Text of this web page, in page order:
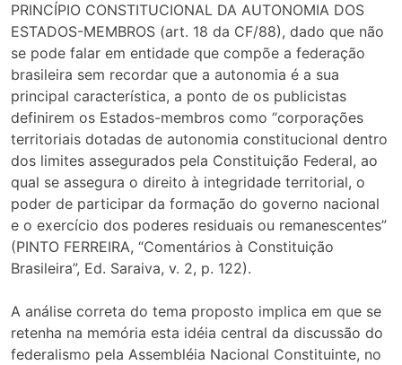
PRINCÍPIO CONSTITUCIONAL DA AUTONOMIA DOS
ESTADOS-MEMBROS (art. 18 da CF/88), dado que não
se pode falar em entidade que compõe a federação
brasileira sem recordar que a autonomia é a sua
principal característica, a ponto de os publicistas
definirem os Estados-membros como “corporações
territoriais dotadas de autonomia constitucional dentro
dos limites assegurados pela Constituição Federal, ao
qual se assegura o direito à integridade territorial, o
poder de participar da formação do governo nacional
e o exercício dos poderes residuais ou remanescentes”
(PINTO FERREIRA, “Comentários à Constituição
Brasileira”, Ed. Saraiva, v. 2, p. 122).
A análise correta do tema proposto implica em que se
retenha na memória esta idéia central da discussão do
federalismo pela Assembléia Nacional Constituinte, no